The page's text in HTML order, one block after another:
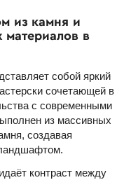
из камня и
в
собой яркий
сочетающей в
с современными
из массивных
создавая
контраст между